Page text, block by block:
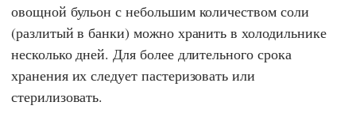
овощной бульон с небольшим количеством соли
(разлитый в банки) можно хранить в холодильнике
несколько дней. Для более длительного срока
хранения их следует пастеризовать или
стерилизовать.